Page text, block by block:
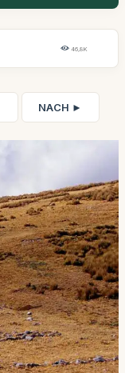
46,8K
NACH ►